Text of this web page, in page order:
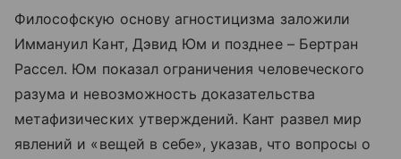
Философскую основу агностицизма заложили
Иммануил Кант, Дэвид Юм и позднее – Бертран
Рассел. Юм показал ограничения человеческого
разума и невозможность доказательства
метафизических утверждений. Кант развел мир
явлений и «вещей в себе», указав, что вопросы о